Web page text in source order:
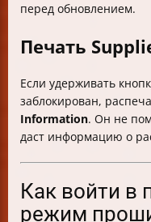
перед обновлением.
Печать
Если удерживать
заблокирован,
Information. Он не
даст информацию о
Как войти в
режим